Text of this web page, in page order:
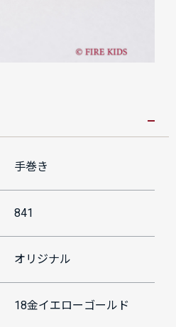
手巻き
841
オリジナル
18金イエローゴールド